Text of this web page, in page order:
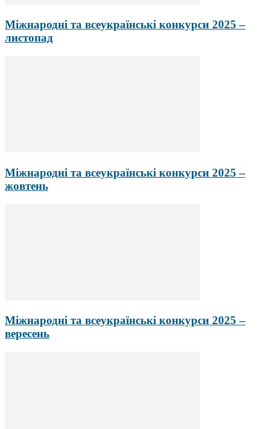
Міжнародні та всеукраїнські конкурси 2025 –
листопад
Міжнародні та всеукраїнські конкурси 2025 –
жовтень
Міжнародні та всеукраїнські конкурси 2025 –
вересень